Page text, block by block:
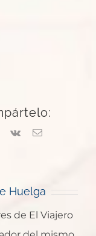
Vk
Correo
Huelga
de El Viajero